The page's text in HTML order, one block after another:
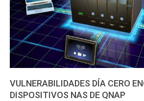
VULNERABILIDADES DÍA CERO
DISPOSITIVOS NAS DE QNAP